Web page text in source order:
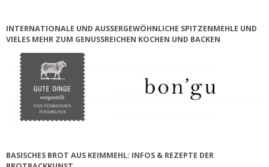
INTERNATIONALE UND AUSSERGEWÖHNLICHE SPITZENMEHLE UND V
IELES MEHR ZUM GENUSSREICHEN KOCHEN UND BACKEN
BASISCHES BROT AUS KEIMMEHL: INFOS & REZEPTE DER